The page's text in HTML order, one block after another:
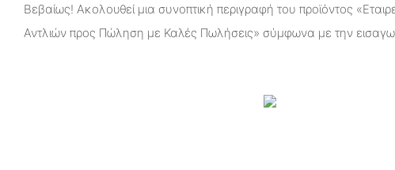
Βεβαίως! Ακολουθεί μια συνοπτική περιγραφή του προϊόντος
Αντλιών προς Πώληση με Καλές Πωλήσεις» σύμφωνα με την